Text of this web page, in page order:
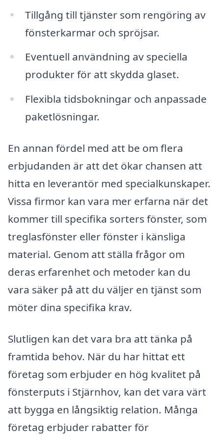
Tillgång till tjänster som rengöring av
fönsterkarmar och spröjsar.
Eventuell användning av speciella
produkter för att skydda glaset.
Flexibla tidsbokningar och anpassade
paketlösningar.
En annan fördel med att be om flera
erbjudanden är att det ökar chansen att
hitta en leverantör med specialkunskaper.
Vissa firmor kan vara mer erfarna när det
kommer till specifika sorters fönster, som
treglasfönster eller fönster i känsliga
material. Genom att ställa frågor om
deras erfarenhet och metoder kan du
vara säker på att du väljer en tjänst som
möter dina specifika krav.
Slutligen kan det vara bra att tänka på
framtida behov. När du har hittat ett
företag som erbjuder en hög kvalitet på
fönsterputs i Stjärnhov, kan det vara värt
att bygga en långsiktig relation. Många
företag erbjuder rabatter för